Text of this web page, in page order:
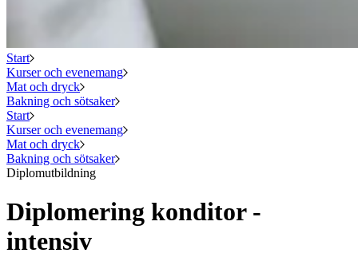
Start
Kurser och evenemang
Mat och dryck
Bakning och sötsaker
Start
Kurser och evenemang
Mat och dryck
Bakning och sötsaker
Diplomutbildning
Diplomering konditor -
intensiv